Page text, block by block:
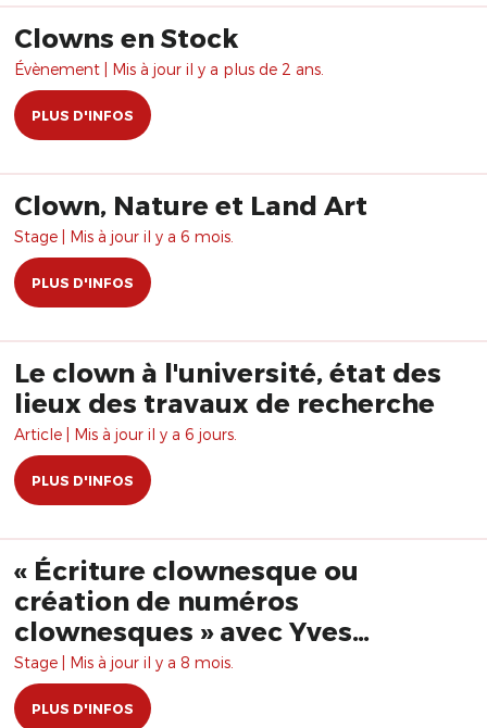
Clowns en Stock
Évènement | Mis à jour il y a plus de 2 ans.
PLUS D'INFOS
Clown, Nature et Land Art
Stage | Mis à jour il y a 6 mois.
PLUS D'INFOS
Le clown à l'université, état des
lieux des travaux de recherche
Article | Mis à jour il y a 6 jours.
PLUS D'INFOS
« Écriture clownesque ou
création de numéros
clownesques » avec Yves
Dagenais
Stage | Mis à jour il y a 8 mois.
PLUS D'INFOS